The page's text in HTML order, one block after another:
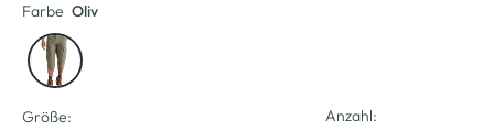
Farbe Oliv
Größe: Anzahl: